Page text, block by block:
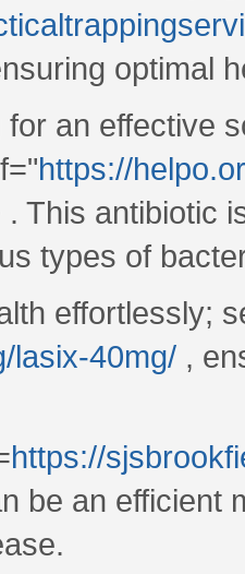
optimal
an effective
https://
This antibiotic
types of
effortlessly;
lasix-40mg/ ,
https://
be an efficient